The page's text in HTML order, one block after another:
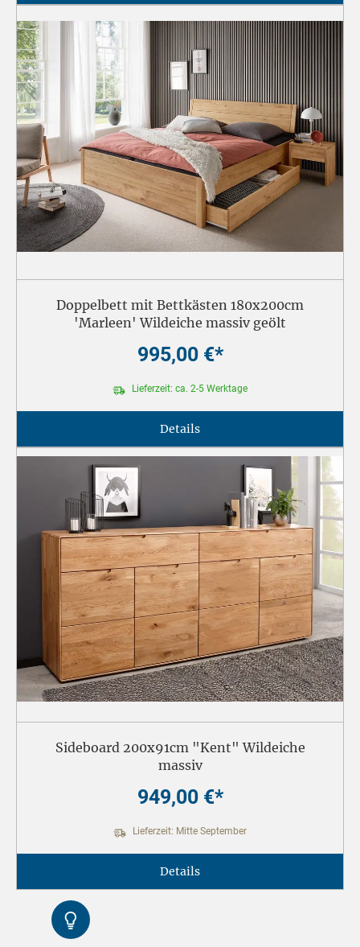
Doppelbett mit Bettkästen 180x200cm
'Marleen' Wildeiche massiv geölt
995,00 €*
Lieferzeit: ca. 2-5 Werktage
Details
Sideboard 200x91cm "Kent" Wildeiche
massiv
949,00 €*
Lieferzeit: Mitte September
Details
Kontrast